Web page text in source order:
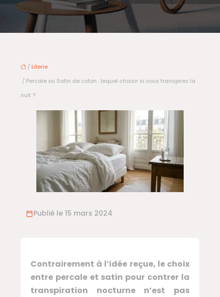
/ Literie
/ Percale ou Satin de coton : lequel choisir si vous transpirez la
nuit ?
Publié le 15 mars 2024
Contrairement à l’idée reçue, le choix
entre percale et satin pour contrer la
transpiration nocturne n’est pas